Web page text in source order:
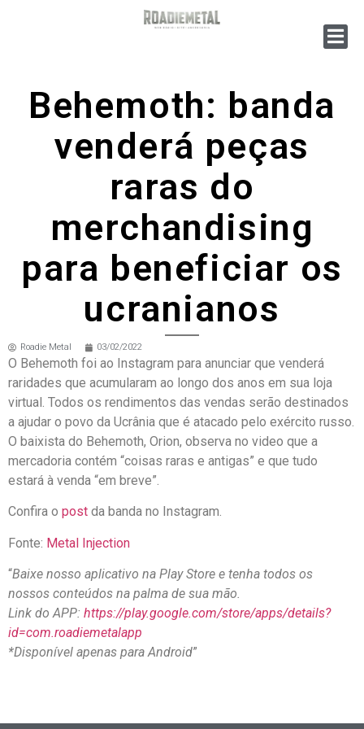
Behemoth: banda
venderá peças
raras do
merchandising
para beneficiar os
ucranianos
Roadie Metal 03/02/2022
O Behemoth foi ao Instagram para anunciar que venderá
raridades que acumularam ao longo dos anos em sua loja
virtual. Todos os rendimentos das vendas serão destinados
a ajudar o povo da Ucrânia que é atacado pelo exército russo.
O baixista do Behemoth, Orion, observa no video que a
mercadoria contém “coisas raras e antigas” e que tudo
estará à venda “em breve”.
Confira o post da banda no Instagram.
Fonte: Metal Injection
“Baixe nosso aplicativo na Play Store e tenha todos os
nossos conteúdos na palma de sua mão.
Link do APP: https://play.google.com/store/apps/details?
id=com.roadiemetalapp
*Disponível apenas para Android”